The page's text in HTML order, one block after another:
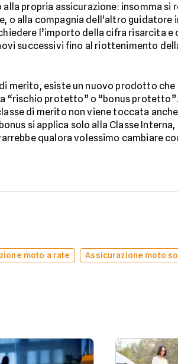
propria assicurazione: insomma si
o alla compagnia dell'altro guidatore
l’importo della cifra risarcita
successivi fino al riottenimento
merito, esiste un nuovo prodotto che
“rischio protetto” o “bonus protetto”.
di merito non viene toccata
si applica solo alla Classe Interna,
qualora volessimo cambiare
moto a rate
Assicurazione moto